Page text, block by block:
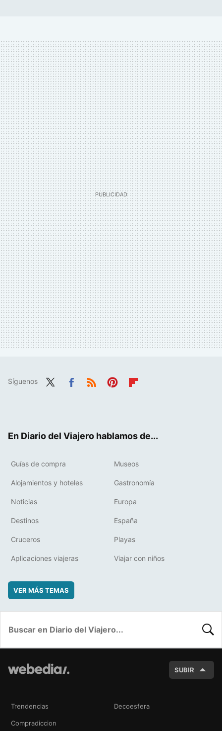
Síguenos
En Diario del Viajero hablamos de...
Guías de compra Museos
Alojamientos y hoteles Gastronomía
Noticias Europa
Destinos España
Cruceros Playas
Aplicaciones viajeras Viajar con niños
VER MÁS TEMAS
SUBIR
Trendencias Decoesfera
Compradiccion